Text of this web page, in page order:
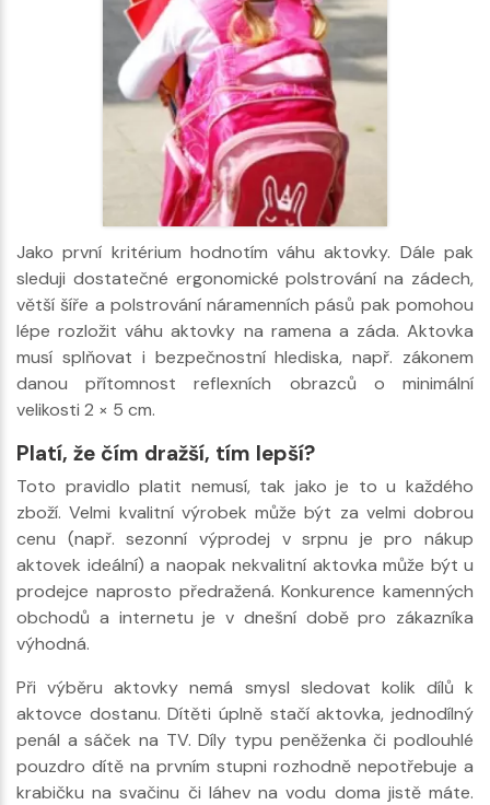
Jako první kritérium hodnotím váhu aktovky. Dále pak
sleduji dostatečné ergonomické polstrování na zádech,
větší šíře a polstrování náramenních pásů pak pomohou
lépe rozložit váhu aktovky na ramena a záda. Aktovka
musí splňovat i bezpečnostní hlediska, např. zákonem
danou přítomnost reflexních obrazců o minimální
velikosti 2 × 5 cm.
Platí, že čím dražší, tím lepší?
Toto pravidlo platit nemusí, tak jako je to u každého
zboží. Velmi kvalitní výrobek může být za velmi dobrou
cenu (např. sezonní výprodej v srpnu je pro nákup
aktovek ideální) a naopak nekvalitní aktovka může být u
prodejce naprosto předražená. Konkurence kamenných
obchodů a internetu je v dnešní době pro zákazníka
výhodná.
Při výběru aktovky nemá smysl sledovat kolik dílů k
aktovce dostanu. Dítěti úplně stačí aktovka, jednodílný
penál a sáček na TV. Díly typu peněženka či podlouhlé
pouzdro dítě na prvním stupni rozhodně nepotřebuje a
krabičku na svačinu či láhev na vodu doma jistě máte.